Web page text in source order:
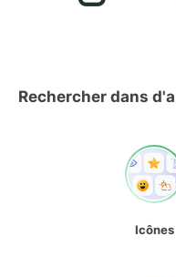
Rechercher dans
Icônes